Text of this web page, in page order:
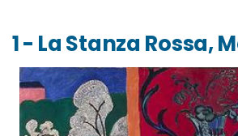
1 - La Stanza Rossa,